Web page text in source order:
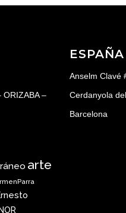
ORIZABA –
ESPAÑA
Anselm Clavé
Cerdanyola
Barcelona
arte